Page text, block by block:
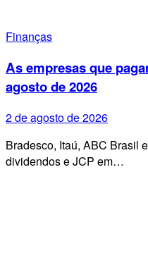
Finanças
As empresas que
agosto de 2026
2 de agosto de 2026
Bradesco, Itaú, ABC Brasil
dividendos e JCP em…